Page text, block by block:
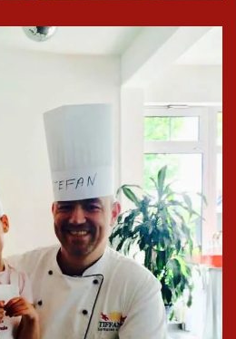
In groß
ansehen